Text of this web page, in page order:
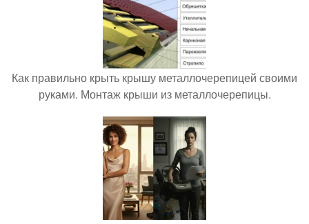
Как правильно крыть крышу металлочерепицей своими
руками. Монтаж крыши из металлочерепицы.